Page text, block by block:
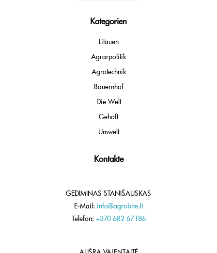
Kategorien
Litauen
Agrarpolitik
Agrotechnik
Bauernhof
Die Welt
Gehöft
Umwelt
Kontakte
GEDIMINAS STANIŠAUSKAS
E-Mail: info@agrobite.lt
Telefon: +370 682 67186